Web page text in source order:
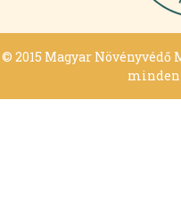
© 2015 Magyar